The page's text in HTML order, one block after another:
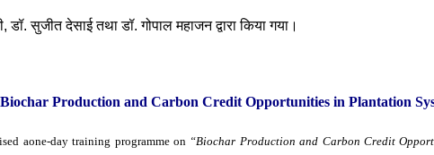
सुजीत देसाई तथा डॉ. गोपाल महाजन द्वारा किया गया।
Production and Carbon Credit Opportunities in Plantation
aone-day training programme on “Biochar Production and Carbon Credit